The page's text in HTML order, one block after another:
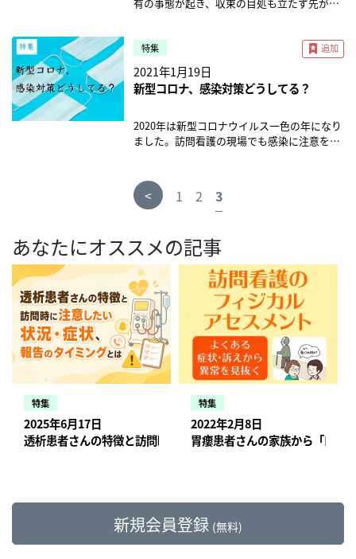
問看護師に求められる知識や能力が複雑化し
いる状況もあり、実際には看護師ではなくリ
ハビリ職員による訪問看護が主となっている
ステーションもある。前出の厚生労働省発表
資料によると、訪問看護ステーション従事者
に看護師が占める割合は、2001年には91%だ
学療法士等（作業療法士、言語聴覚士を含
む）の割合が5％から22%へと増加してい
ーションは「24時間対応体制加算」の届出が
少ないといった特徴がある。この問題は、
年の診療報酬改定において見直しの対象とな
り、理学療法士等による訪問看護の単位数引
き下げや、看護職員とリハビリ職員の連携を
要件化するといった対応が取られた。2021年
の介護報酬改定に向けた議論でも、リハビリ
職員による訪問看護の扱いは主要な論点のひ
とつとなっている。 看護職員の割合に応じた
報酬体系への変更 2020年10月22日に行われ
た厚生労働省の社会保障審議会（介護給付費
分科会）（※7）では、次期介護報酬改定に
向けて「看護職員の割合や看護職員による訪
問割合に応じた報酬体系への変更」などを提
案する声が上がった。また、8月3日の介護給
付費分科会における事業者ヒアリングでも、
日本訪問看護事業協会から「看護体制強化加
定における、訪問看護を巡る主な論点として
は「退院当日の訪問看護費算定」や「在宅療
養を支える訪問看護提供体制の強化（看護体
て綺麗にしておいた方がいいと思います。 ス
に、感染管理認定看護師として他のステーシ
ョンへのアドバイスなどあればお願いしま
す。 佐渡本： ステーション運営の上で重要だ
と思っているのは、仮にスタッフに新型コロ
す。 例えば陽性者が1人出た時、保健所から
「スタッフ全員が濃厚接触者です」と言われ
たりません、と言ってもらえるような対策を
常に取っておくことが大事だと思います。 あ
フみんなが予防を意識することも必要です。
ー万が一感染してしまった場合はどうしたら
いいでしょうか？ 佐渡本： どれだけ細心の
注意を払っていても、感染してしまうことは
あると思います。 実際に自分やスタッフが感
染しても慌てないように、あらかじめ起こり
うることを想定して、対策を具体的に考えて
おきましょう。これは災害対策も一緒です
ね。 例えば、利用者さんとスタッフの体温を
チェック表に毎日書いて管理するなども有効
だと思います。見える化されていることで、
早期に異常を発見できることもあると思いま
す。 合同会社Beplace代表 / テンハート訪問
看護ステーション管理者 / 感染管理認定看護
師・臨床検査技師 佐渡本琢也 臨床検査技師
「在宅で看護師ができることが、まだあるの
またアプリを用いたオンライン診察の多くは
自宅の子供と遠隔の小児科医を繋ぐ形式）
で、60歳以上世代での慢性疾患管理のオンラ
イン化は依然進んでいない実態も明らかにな
りました。 電話よりも多くの情報をやり取り
者に対し提供できる価値は大きいと考えま
す。しかし同時に、高齢者のITリテラシーと
改めて認識されられました。 インテグリテ
ィ・ヘルスケアの感覚値としても、コロナ第
2波、第3波では、第1波のような混乱と熱気
のニーズに応じたオンライン診療システム導
入可否の判断を行っているようです。 むしろ
秋以降、第1波でトライアルを回した大規模
な病院が、満を持して予約や決済などの病院
全体のオペレーションに適合したオンライン
診療システムを改めて公募～正式採用、とい
う事例が増えているように感じています。
2021年に向けて国側で恒久制度のとりまとめ
が進むのと並行して、多くの大規模な病院で
組織的なオンライン化が進んでいくものと思
イン化の波が、訪問看護の領域にどのように
影響を与えていくのでしょうか。 まず細かい
点でいえば、2020年改定での退院時共同指導
料の算定におけるオンライン活用要件の緩和
た）が挙げられます。 D to P with N しかし本
質的な影響として重要なのは、「D to P with
業時間が10時間未満というのは驚きですが、
かがでしたか？ 大河原： 初めは「なぜ紙で
書かないのか」「緊急のものは全部ファイリ
ングした方が良い」「こんな電子カルテの情
報では分からない」という反対の声が非常に
用して「緊急で訪問した際にこうしたらうま
く行った」「ICTを利用しておかげでこうい
うことができて現場で助かった」ということ
にスタッフの理解を得ることに繋がりまし
た。 ICT化を始めてから7年が経ちましたが、
今は皆ICTがないと仕事できないという状態
も大きなメリットがあると感じます。 当社は
24時間365日対応のステーションですが、利
用者さんから夜間緊急で電話が来た際に「看
護師が電話に出て話して安心して終わり」で
はなく、ICT化された電子カルテがあるから
こそ「きちんと電子カルテを見て素早く駆け
つけること」が可能になっています。 当社は
夜間の緊急時タクシー利用もOKとしているの
で、看護師さんがタクシーの中でカルテを見
ながら訪問先へ向かうことができます。 こん
もらえると嬉しいです。 チャレンジしてみた
いこと 大河原： 訪問看護業界に現在約4万人
しか看護師が従事していない中、2025年に向
けて10万人以上必要となると言われているの
たが、松屋さんや吉野屋さんなど色んな牛丼
チェーンが出てきたおかげで皆牛丼が好きに
ています。 ―どのような方が、運営されてい
ボの代表はケアプロの訪問看護師2名で、
DMAT（災害派遣医療チーム）の経験のある
スタッフと災害看護専門看護師の資格を持っ
たスタッフです。この二人が中心となり活動
る災害時事業継続計画（BCP）の策定や実
践、研究活動にかかわっています。この活動
は、日本赤十字看護大学の地域在宅看護学の
の専門に研究をしていらっしゃる教授などと
定期的に意見交換や研究活動を通して行って
います。 新型コロナウイルス対応 ―災害に関
ルス感染症へは、どのように対応されていま
したか？ 金坂： 初めての緊急事態宣言の時
は、情報が少なく、何をすべきか対応が難し
かったです。会社としては、可能なスタッフ
には直行直帰をさせる、訪問が少ないスタッ
フは別の人に訪問をまとめてもらい、その分
1人をテレワークにする、などの対応で乗り
越えました。 新型コロナウイルス感染症が流
行する前から、訪問スケジュール管理も看護
記録も電子化していたので、テレワークへの
移行はスムーズでした。 その後はある程度、
感染対策のガイドラインもできあがり、収集
した情報をもとにして適切な判断を行えるよ
うになり、徐々に通常の運営に近い状態に切
あると思います。 例えば、マスクや防護服が
足りなくなった際に、所長から区に物品の支
給を訴えたことがありました。所長が現場だ
健康でいる時間を長くする、あるいは介護に
なってからも、顔の見える関係の専門職にケ
アしてもらえるというメリットがあります。
新型コロナウイルスの影響 ―新型コロナウイ
いかと思いますが、今はどんな活動をされて
いますか？ 澤登： 一部セミナーや公園での
体操などはコロナ禍で一旦中止にしていま
ャンネルを作り、専門職がオンライン上でい
ろんな情報をあげていています。 コロナ禍
で、高齢者の中でも今まで地域とのつながり
活動も積極的に参加していた方ほど、影響が
すごく大きいと感じます。 活動などが一切な
くなってしまったわけで、そういう中かで精
神的に落ち込んでしまったり、うつ症状や認
知症が進んでしまった、という話も多く聞き
ました。 『みま～も』は、2020年8月くらい
から今までと同じような活動を再開する予定
でしたが、セミナーでもまだまだ人と会うの
が怖い、自粛したいという人も多いですし、
平行してオンラインでも参加できるものを少
しずつはじめて、選択肢を増やしているとこ
ろです。 ―時代に合わせて地域に合わせて、
変化し続けながら活動されているんですね。
澤登： はい。しかし、まだまだ高齢者の人た
ているだけなんです。 人と繋がる手段として
の操作はまだまだできない人たちが多く、高
齢者の方たちにもスマホやパソコンなどにも
慣れてもらう、つながりを切らさないでいら
ルスが非常に厄介なのは、本人に感染症状が
出る前から他者に感染してしまうことです。
そのため、利用者の方にコロナの症状が出て
陽性が確定した、あるいは感染の疑いが非常
訪問看護に入っていたら、その時はどうだっ
たのかということの判断が難しくなってきま
にあたるスタッフの基本的態度」「濃厚接触
者、感染の疑いのある利用者、陽性確定の利
用者へ訪問をする場合の対応」などについて
クト内容の一部をご紹介します。 （プロジェ
クト情報は記事最後を参照ください。） 利用
者さんが発熱した時の対応 岩本： 在宅ケア
においては発熱というのは非常にポピュラー
な症状です。高齢者は熱がこもりやすいこと
に加え、気候による環境の変化、脱水、誤嚥
性肺炎など色々な理由での発熱が考えられま
す。 熱源が何なのかのアセスメントは当然重
視してもらいつつ、熱が出たからといって訪
問を取りやめることは尚早な判断かもしれな
いと考えられるといいと思います。 もちろん
濃厚接触者として対応しなければいけない発
熱者で、かつケアがなくても過ごせるようで
あれば、訪問を控えるのも大切なことだと思
ラの一つとしてきちんと防御を取った上で訪
問を継続する必要があると考えます。訪問で
は感染管理期間に最低限何をすべきか考え、
ケアについても再検討し、実施していく必要
有の事態が起き、収束の目処も立たず先が見
もあり初診でのオンライン診療が特例的に許
可されるなど、診療報酬にも影響が出ていま
す。 また、今年2021年の春には介護報酬の改
定が控えており、こちらも新型コロナウイル
今回のコロナ禍で、診療報酬と介護報酬はど
う変わるのでしょうか。報酬改定についての
令や制度、関連ガイドラインは変更される場
合がありますので、最新情報をご確認くださ
い。 介護報酬：感染症対策の義務化へ 今年4
います。厚生労働省の社会保障審議会では、
今回の介護報酬改定の基本的な考え方として
「感染症者災害への対応力強化が求められる
中での改定」を冒頭に記載しています。 今回
の改定で介護サービス全体に義務付けられる
予定となっているのが、感染症対策の強化で
す。訪問系サービスでは「委員会の開催」、
「指針の整備」、「研修の実施」、「訓練
（シミュレーシ ョン）の実施」等の取り組み
が義務付けられる予定です。 新型コロナウイ
ルスの影響から、病院のように、どの訪問看
護ステーションにも「感染対策委員会」のよ
うな委員会活動が取り入れられていくことに
なりそうです。 加えて、災害時でも安定的・
ますが、新型コロナウイルス感染症も、その
ような災害の1つとも捉えられます。 ステー
ションの災害時の動きを見直す機会になりそ
うです。また、テレビ電話等を活用しての会
特集
2021年1月19日
新型コロナ、感染対策どうしてる？
2020年は新型コロナウイルス一色の年になり
ました。訪問看護の現場でも感染に注意を払
に感染拡大し、中核都市だけでなく、地方に
も感染の魔の手が迫っています。 そんな中、
積極的に対策に乗り出している訪問看護ステ
ュアルの作成やテレワークの導入など、さま
ざまな対応をしているステーションを特集で
お届けします。 「濃厚接触者にならない」感
染対策とは 東京都江戸川区を中心に全国に展
開するWyL(ウィル)訪問看護ステーション。
代表の岩本さんは、有志のメンバーと共に
「訪問看護事業者向け対応ガイド」を作成し
ました。 みなさんの訪問看護ステーションで
も、発熱した利用者さんが新型コロナウイル
ス感染症の可能性があった場合、どのように
対応すべきか悩んだというケースがあったか
もしれません。 岩本さんは、こうした在宅で
よく遭遇するケースに関してどう考え、どう
対処したら良いかの情報を発信しています。
本大希） コロナ禍でも利用者数アップの秘訣
全国に展開するリカバリー訪問看護ステーシ
ョン。 コロナ禍に１人で悩む利用者さんを救
うため「こういった時期だからこそ、訪問看
< 1 2 3
あなたにオススメの記事
特集
2025年6月17日
透析患者さんの特徴と訪問時に注意したい状況・症状、報告のタ
特集
2022年2月8日
胃瘻患者さんの家族から「口か
新規会員登録 (無料)